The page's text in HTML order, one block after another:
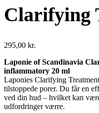
Clarifying
295,00 kr.
Laponie of Scandinavia
inflammatory 20 ml
Laponies Clarifying
tilstoppede porer. Du får en
ved din hud – hvilket kan
udfordringer værre.